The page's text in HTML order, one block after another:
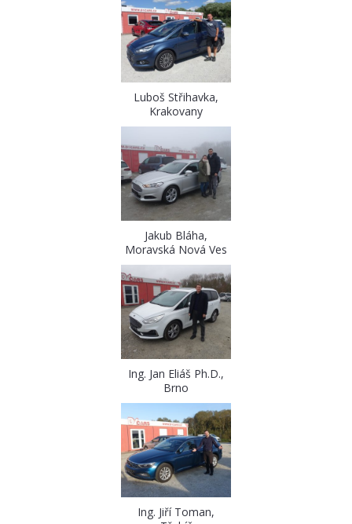
Luboš Střihavka,
Krakovany
Jakub Bláha,
Moravská Nová Ves
Ing. Jan Eliáš Ph.D.,
Brno
Ing. Jiří Toman,